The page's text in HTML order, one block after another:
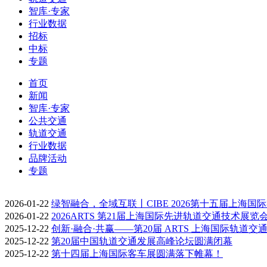
智库·专家
行业数据
招标
中标
专题
首页
新闻
智库·专家
公共交通
轨道交通
行业数据
品牌活动
专题
2026-01-22 绿智融合，全域互联丨CIBE 2026第十五届上海国
2026-01-22 2026ARTS 第21届上海国际先进轨道交通技术展览
2025-12-22 创新·融合·共赢——第20届 ARTS 上海国际轨道交
2025-12-22 第20届中国轨道交通发展高峰论坛圆满闭幕
2025-12-22 第十四届上海国际客车展圆满落下帷幕！